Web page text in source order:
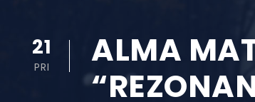
21
PRI
ALMA